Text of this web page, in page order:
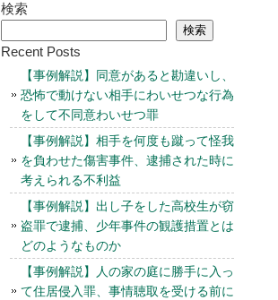
検索
検索
Recent Posts
【事例解説】同意があると勘違いし、
恐怖で動けない相手にわいせつな行為
をして不同意わいせつ罪
【事例解説】相手を何度も蹴って怪我
を負わせた傷害事件、逮捕された時に
考えられる不利益
【事例解説】出し子をした高校生が窃
盗罪で逮捕、少年事件の観護措置とは
どのようなものか
【事例解説】人の家の庭に勝手に入っ
て住居侵入罪、事情聴取を受ける前に